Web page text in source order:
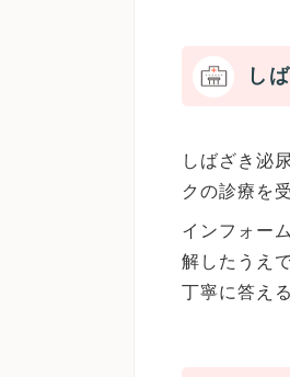
し
しばざき泌
クの診療を
インフォー
解したうえ
丁寧に答え